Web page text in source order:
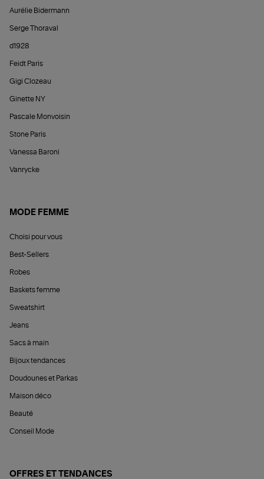
Aurélie Bidermann
Serge Thoraval
d1928
Feidt Paris
Gigi Clozeau
Ginette NY
Pascale Monvoisin
Stone Paris
Vanessa Baroni
Vanrycke
MODE FEMME
Choisi pour vous
Best-Sellers
Robes
Baskets femme
Sweatshirt
Jeans
Sacs à main
Bijoux tendances
Doudounes et Parkas
Maison déco
Beauté
Conseil Mode
OFFRES ET TENDANCES